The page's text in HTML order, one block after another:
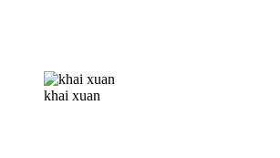
khai xuan